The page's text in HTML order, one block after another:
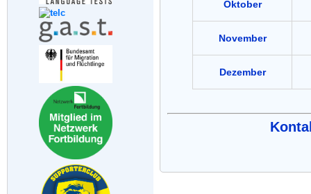
Oktober
November
Dezember